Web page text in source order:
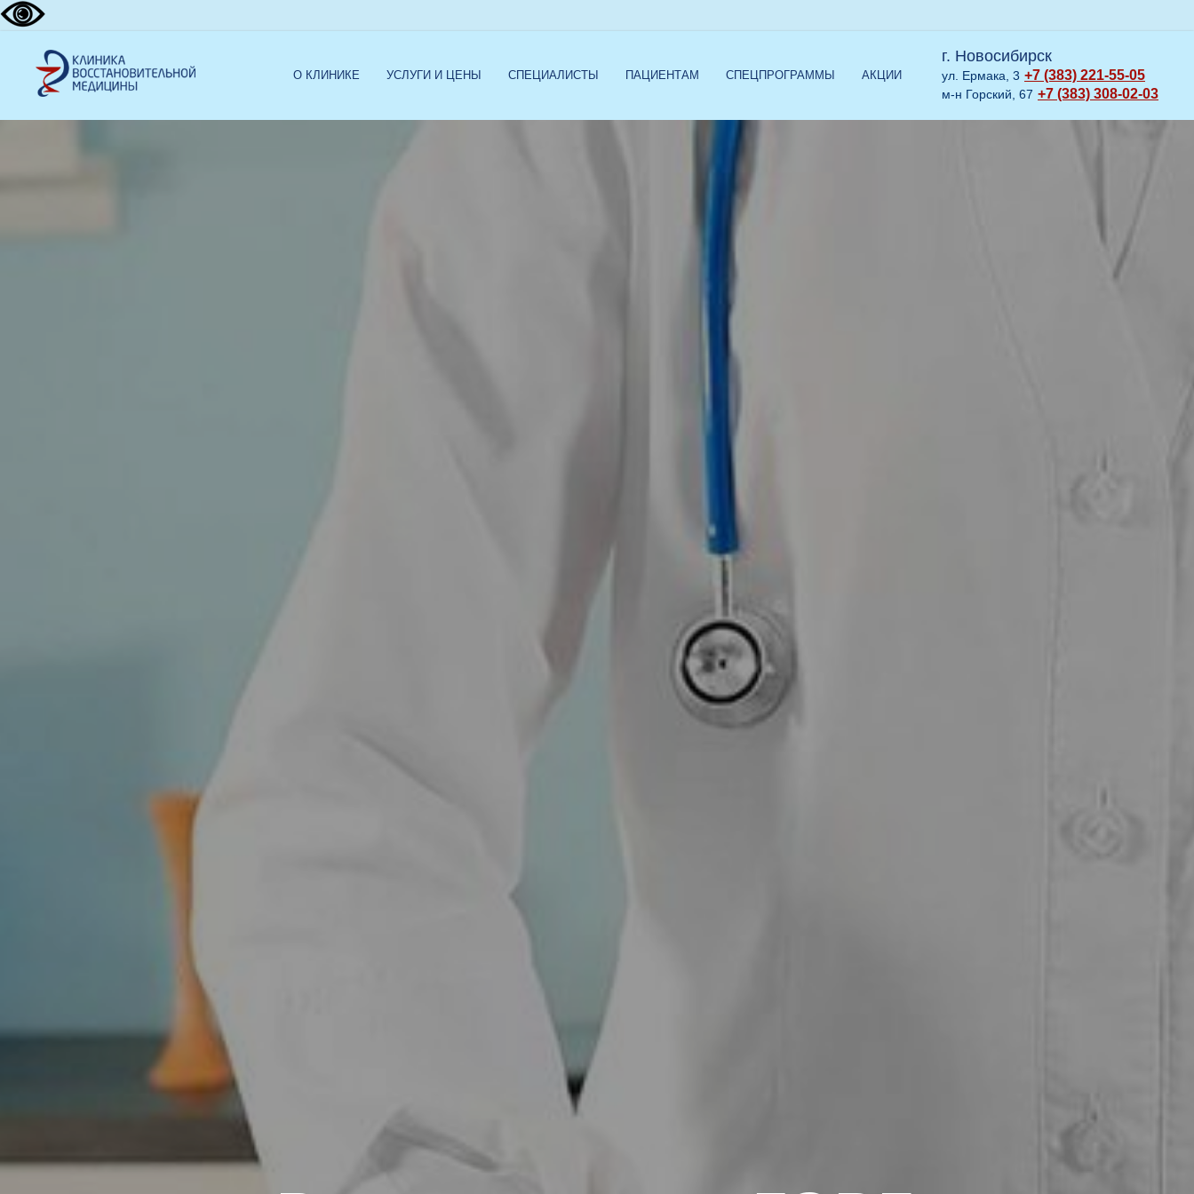
О КЛИНИКЕ УСЛУГИ И ЦЕНЫ СПЕЦИАЛИСТЫ ПАЦИЕНТАМ СПЕЦПРОГРАММЫ АКЦИИ
г. Новосибирск
ул. Ермака, 3 +7 (383) 221-55-05
м-н Горский, 67 +7 (383) 308-02-03